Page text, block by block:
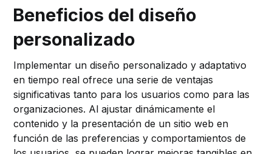
Beneficios del diseño
personalizado
Implementar un diseño personalizado y adaptativo
en tiempo real ofrece una serie de ventajas
significativas tanto para los usuarios como para las
organizaciones. Al ajustar dinámicamente el
contenido y la presentación de un sitio web en
función de las preferencias y comportamientos de